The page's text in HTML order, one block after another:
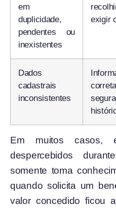
em
duplicidade,
pendentes ou
inexistentes
exigir
Dados
cadastrais
inconsistentes
Em muitos casos,
despercebidos
somente toma
quando solicita um
valor concedido ficou